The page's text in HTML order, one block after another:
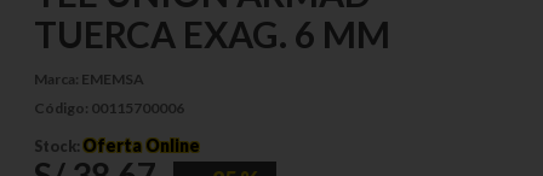
TUERCA EXAG. 6 MM
Marca: EMEMSA
Código: 00115700006
Stock: Oferta Online